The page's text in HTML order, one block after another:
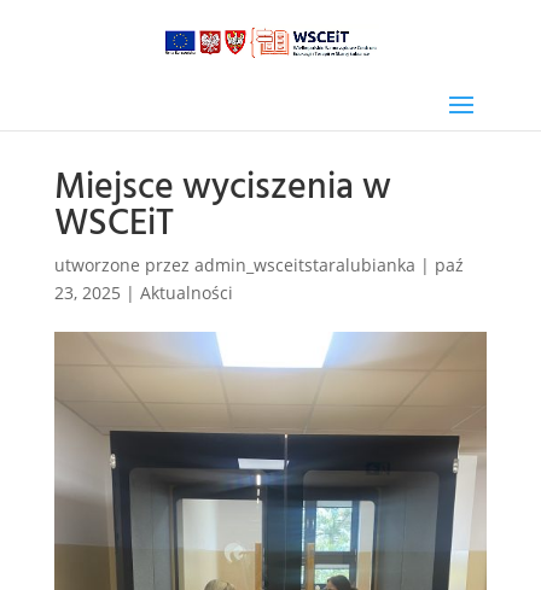
Miejsce wyciszenia w
WSCEiT
utworzone przez admin_wsceitstaralubianka | paź
23, 2025 | Aktualności